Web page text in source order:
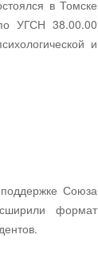
в Томске
УГСН 38.00.00
и
Союза
формат